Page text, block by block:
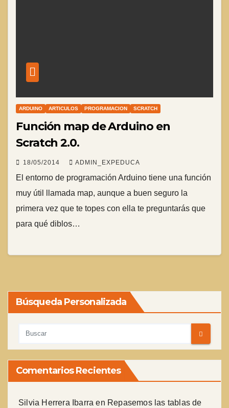
ARDUINO ARTICULOS PROGRAMACION SCRATCH
Función map de Arduino en
Scratch 2.0.
18/05/2014 ADMIN_EXPEDUCA
El entorno de programación Arduino tiene una función
muy útil llamada map, aunque a buen seguro la
primera vez que te topes con ella te preguntarás que
para qué diblos…
Búsqueda Personalizada
Comentarios Recientes
Silvia Herrera Ibarra en Repasemos las tablas de